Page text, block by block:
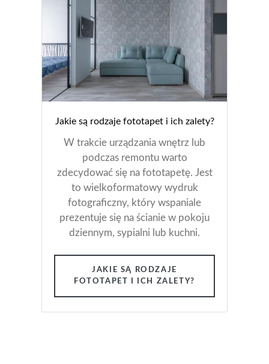
Jakie są rodzaje fototapet i ich zalety?
W trakcie urządzania wnętrz lub
podczas remontu warto
zdecydować się na fototapetę. Jest
to wielkoformatowy wydruk
fotograficzny, który wspaniale
prezentuje się na ścianie w pokoju
dziennym, sypialni lub kuchni.
JAKIE SĄ RODZAJE
FOTOTAPET I ICH ZALETY?